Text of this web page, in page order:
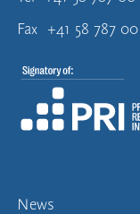
Fax +41 58 787 00
News